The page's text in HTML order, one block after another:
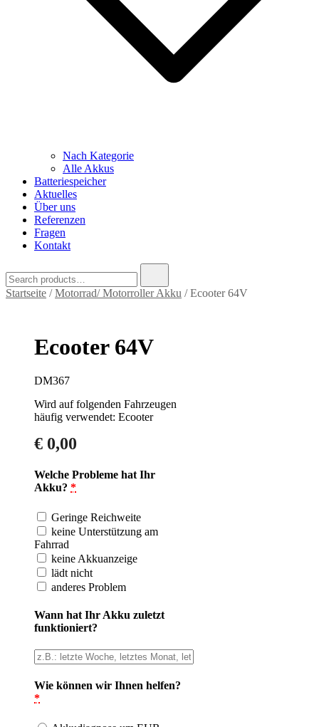
Nach Kategorie
Alle Akkus
Batteriespeicher
Aktuelles
Über uns
Referenzen
Fragen
Kontakt
for:
Startseite /Motorrad/ Motorroller Akku / Ecooter 64V
Ecooter 64V
DM367
Wird auf folgenden Fahrzeugen
häufig verwendet: Ecooter
€ 0,00
Welche Probleme hat Ihr
Akku? *
Geringe Reichweite
keine Unterstützung am
Fahrrad
keine Akkuanzeige
lädt nicht
anderes Problem
Wann hat Ihr Akku zuletzt
funktioniert?
Wie können wir Ihnen helfen?
*